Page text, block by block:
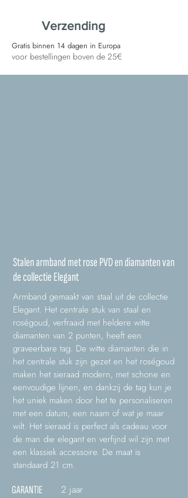
Verzending
Gratis binnen 14 dagen in Europa
voor bestellingen boven de 25€
Stalen armband met rose PVD en diamanten van
de collectie Elegant
Armband gemaakt van staal uit de collectie
Elegant. Het centrale stuk van staal en
roségoud, verfraaid met heldere witte
diamanten van 2 punten, heeft een
graveerbare tag. De witte diamanten die in
het centrale stuk zijn gezet en het roségoud
maken het sieraad modern, met schone en
eenvoudige lijnen, en dankzij de tag kun je
het uniek maken door het te personaliseren
met een datum, een naam of wat je maar
wilt. Het sieraad is perfect als cadeau voor
de man die elegant en verfijnd wil zijn met
een klassiek accessoire. De maat is
standaard 21 cm.
GARANTIE 2 jaar